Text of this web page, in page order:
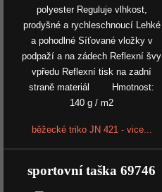
polyester Reguluje vlhkost,
prodyšné a rychleschnoucí Lehké
a pohodlné Síťované vložky v
podpaží a na zádech Reflexní švy
vpředu Reflexní tisk na zadní
straně materiál Hmotnost:
140 g / m2
běžecké triko JN 421 - vice...
sportovní taška 69746